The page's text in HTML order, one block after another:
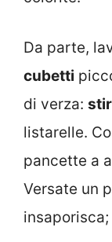
Da parte,
cubetti
di verza:
listarelle.
pancette a
Versate un